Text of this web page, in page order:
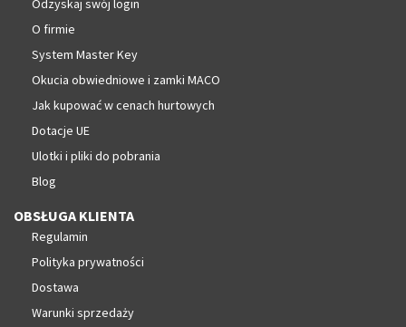
O firmie
System Master Key
Okucia obwiedniowe i zamki MACO
Jak kupować w cenach hurtowych
Dotacje UE
Ulotki i pliki do pobrania
Blog
OBSŁUGA KLIENTA
Regulamin
Polityka prywatności
Dostawa
Warunki sprzedaży